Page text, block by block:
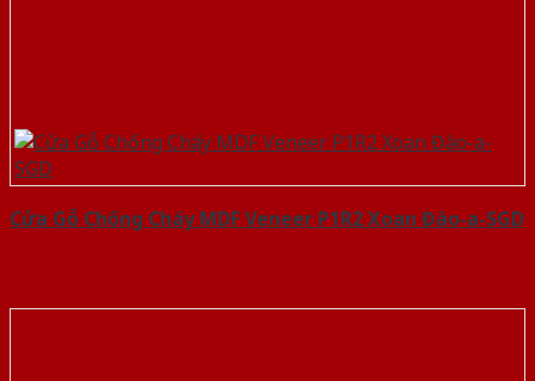
Cửa Gỗ Chống Cháy MDF Veneer P1R2 Xoan Đào-a-SGD